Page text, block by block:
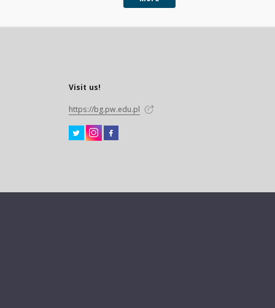
Visit us!
https://bg.pw.edu.pl